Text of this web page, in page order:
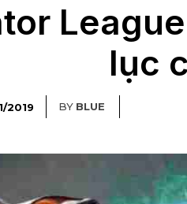
lục
2019 BY BLUE